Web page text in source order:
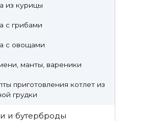
из курицы
с грибами
с овощами
манты, вареники
приготовления котлет из
грудки
и бутерброды